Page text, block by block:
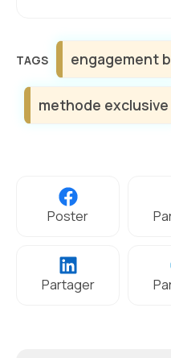
Étiquettes
engagement
methode exclusive
Poster
Partager